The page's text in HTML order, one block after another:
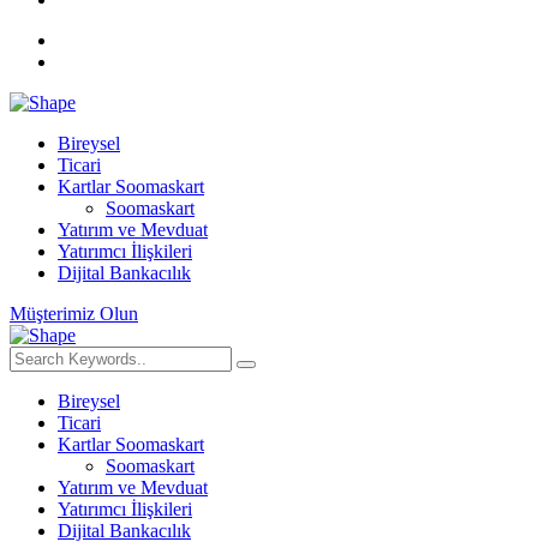
Bireysel
Ticari
Kartlar Soomaskart
Soomaskart
Yatırım ve Mevduat
Yatırımcı İlişkileri
Dijital Bankacılık
Müşterimiz Olun
Bireysel
Ticari
Kartlar Soomaskart
Soomaskart
Yatırım ve Mevduat
Yatırımcı İlişkileri
Dijital Bankacılık